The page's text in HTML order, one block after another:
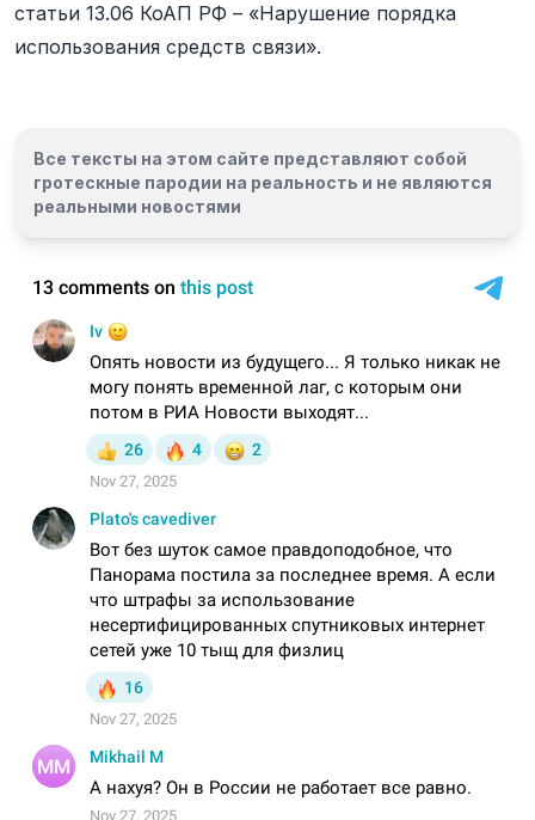
статьи 13.06 КоАП РФ – «Нарушение порядка
использования средств связи».
Все тексты на этом сайте представляют собой
гротескные пародии на реальность и не являются
реальными новостями